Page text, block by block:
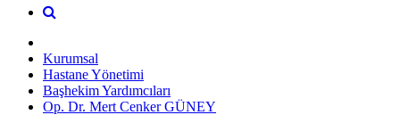
Kurumsal
Hastane Yönetimi
Başhekim Yardımcıları
Op. Dr. Mert Cenker GÜNEY